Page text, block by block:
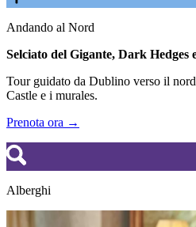
Andando al Nord
Selciato del Gigante, Dark Hedges
Tour guidato da Dublino verso il
Castle e i murales.
Prenota ora →
Alberghi